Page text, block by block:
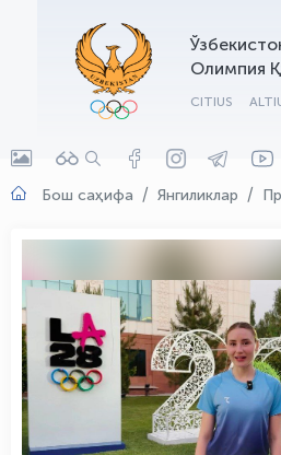
Олимпия
CITIUS
Бош саҳифа Янгиликлар
OLYMPCHIK AI - yordamchi
Онлайн · olympic.uz